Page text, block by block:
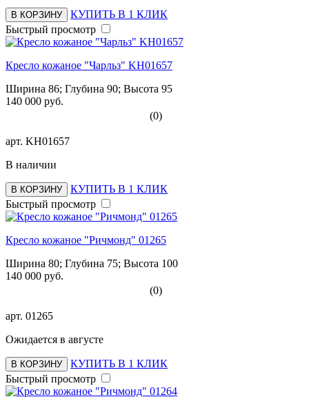
В КОРЗИНУ
КУПИТЬ В 1 КЛИК
Быстрый просмотр
Кресло кожаное "Чарльз" KH01657
Ширина 86; Глубина 90; Высота 95
140 000 руб.
(0)
арт. KH01657
В наличии
В КОРЗИНУ
КУПИТЬ В 1 КЛИК
Быстрый просмотр
Кресло кожаное "Ричмонд" 01265
Ширина 80; Глубина 75; Высота 100
140 000 руб.
(0)
арт. 01265
Ожидается в августе
В КОРЗИНУ
КУПИТЬ В 1 КЛИК
Быстрый просмотр